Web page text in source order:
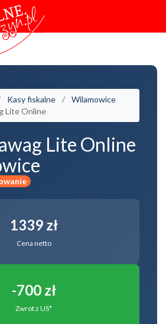
Kasy fiskalne
Wilamowice
Lite Online
Lite Online
1339 zł
Cena netto
-700 zł
Zwrot z US*